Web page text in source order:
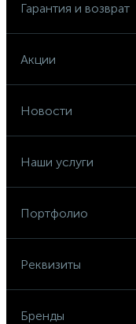
Гарантия и возврат
Акции
Новости
Наши услуги
Портфолио
Реквизиты
Бренды